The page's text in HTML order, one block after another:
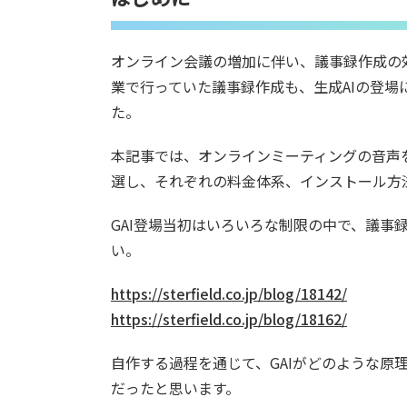
オンライン会議の増加に伴い、議事録作成
業で行っていた議事録作成も、生成AIの登
た。
本記事では、オンラインミーティングの音
選し、それぞれの料金体系、インストール
GAI登場当初はいろいろな制限の中で、議事
い。
https://sterfield.co.jp/blog/18142/
https://sterfield.co.jp/blog/18162/
自作する過程を通じて、GAIがどのような原
だったと思います。